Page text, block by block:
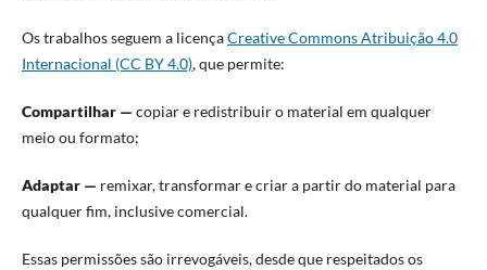
Os trabalhos seguem a licençaCreative Commons Atribuição 4.0
Internacional (CC BY 4.0), que permite:
Compartilhar — copiar e redistribuir o material em qualquer
meio ou formato;
Adaptar — remixar, transformar e criar a partir do material para
qualquer fim, inclusive comercial.
Essas permissões são irrevogáveis, desde que respeitados os